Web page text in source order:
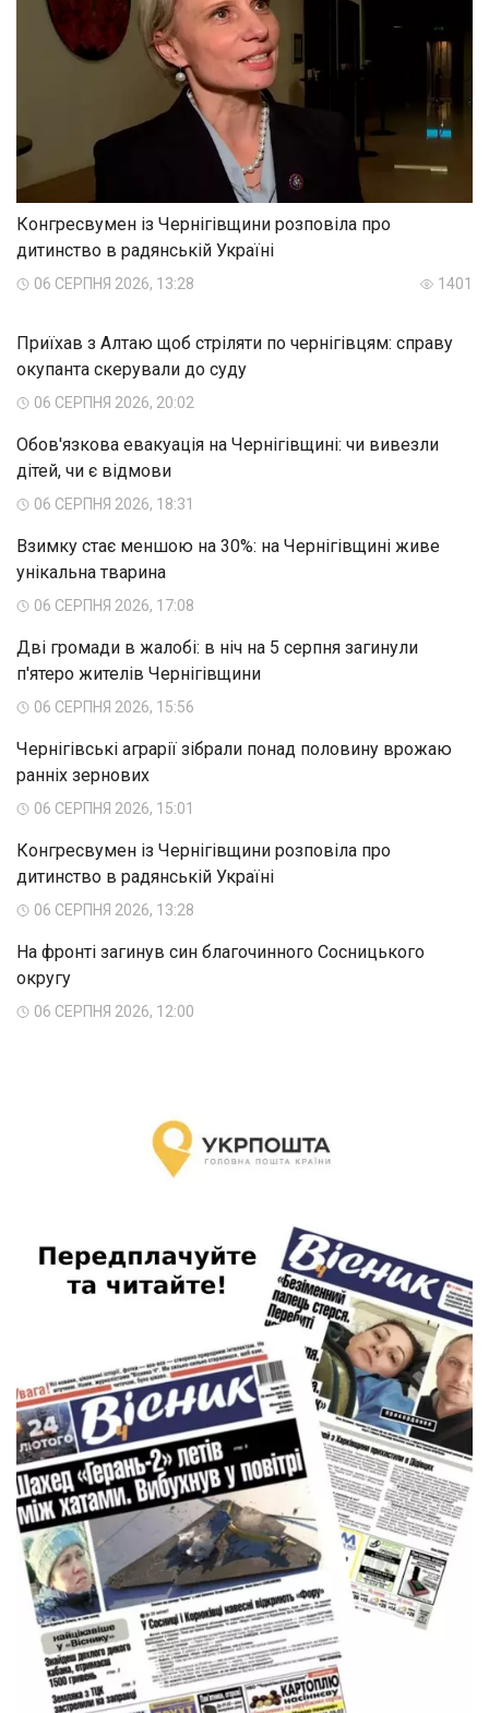
Конгресвумен із Чернігівщини розповіла про
дитинство в радянській Україні
06 СЕРПНЯ 2026, 13:28 1401
Приїхав з Алтаю щоб стріляти по чернігівцям: справу
окупанта скерували до суду
06 СЕРПНЯ 2026, 20:02
Обов'язкова евакуація на Чернігівщині: чи вивезли
дітей, чи є відмови
06 СЕРПНЯ 2026, 18:31
Взимку стає меншою на 30%: на Чернігівщині живе
унікальна тварина
06 СЕРПНЯ 2026, 17:08
Дві громади в жалобі: в ніч на 5 серпня загинули
п'ятеро жителів Чернігівщини
06 СЕРПНЯ 2026, 15:56
Чернігівські аграрії зібрали понад половину врожаю
ранніх зернових
06 СЕРПНЯ 2026, 15:01
Конгресвумен із Чернігівщини розповіла про
дитинство в радянській Україні
06 СЕРПНЯ 2026, 13:28
На фронті загинув син благочинного Сосницького
округу
06 СЕРПНЯ 2026, 12:00